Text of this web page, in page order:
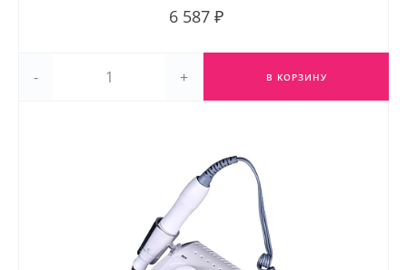
6 587 ₽
- + В КОРЗИНУ